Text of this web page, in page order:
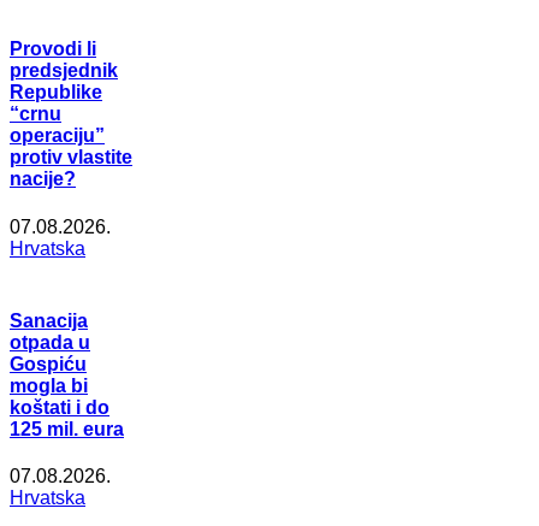
Provodi li
predsjednik
Republike
“crnu
operaciju”
protiv vlastite
nacije?
07.08.2026.
Hrvatska
Sanacija
otpada u
Gospiću
mogla bi
koštati i do
125 mil. eura
07.08.2026.
Hrvatska